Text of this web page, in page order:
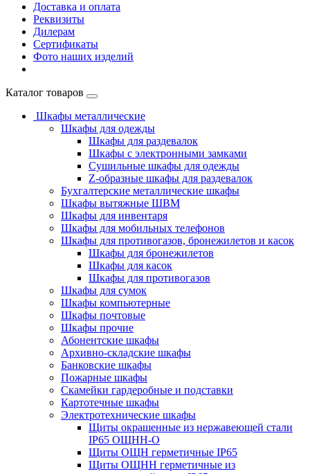
Доставка и оплата
Реквизиты
Дилерам
Сертификаты
Фото наших изделий
Каталог товаров
Шкафы металлические
Шкафы для одежды
Шкафы для раздевалок
Шкафы с электронными замками
Cушильные шкафы для одежды
Z-образные шкафы для раздевалок
Бухгалтерские металлические шкафы
Шкафы вытяжные ШВМ
Шкафы для инвентаря
Шкафы для мобильных телефонов
Шкафы для противогазов, бронежилетов и касок
Шкафы для бронежилетов
Шкафы для касок
Шкафы для противогазов
Шкафы для сумок
Шкафы компьютерные
Шкафы почтовые
Шкафы прочие
Абонентские шкафы
Архивно-складские шкафы
Банковские шкафы
Пожарные шкафы
Скамейки гардеробные и подставки
Картотечные шкафы
Электротехнические шкафы
Щиты окрашенные из нержавеющей стали
IP65 ОЩНН-О
Щиты ОЩН герметичные IP65
Щиты ОЩНН герметичные из